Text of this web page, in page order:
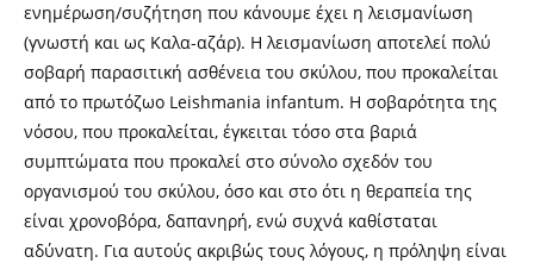
ενημέρωση/συζήτηση που κάνουμε έχει η λεισμανίωση
(γνωστή και ως Καλα-αζάρ). Η λεισμανίωση αποτελεί πολύ
σοβαρή παρασιτική ασθένεια του σκύλου, που προκαλείται
από το πρωτόζωο Leishmania infantum. Η σοβαρότητα της
νόσου, που προκαλείται, έγκειται τόσο στα βαριά
συμπτώματα που προκαλεί στο σύνολο σχεδόν του
οργανισμού του σκύλου, όσο και στο ότι η θεραπεία της
είναι χρονοβόρα, δαπανηρή, ενώ συχνά καθίσταται
αδύνατη. Για αυτούς ακριβώς τους λόγους, η πρόληψη είναι